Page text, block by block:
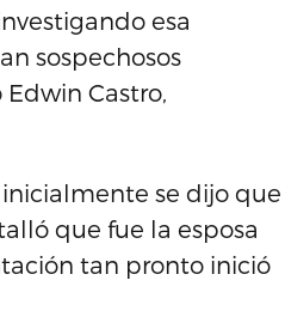
esa
sospechosos
Edwin Castro,
se dijo que
que fue la esposa
tan pronto inició